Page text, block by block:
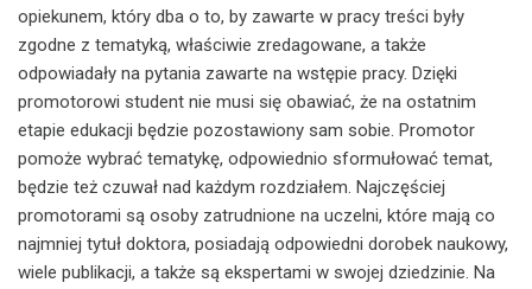
opiekunem, który dba o to, by zawarte w pracy treści były
zgodne z tematyką, właściwie zredagowane, a także
odpowiadały na pytania zawarte na wstępie pracy. Dzięki
promotorowi student nie musi się obawiać, że na ostatnim
etapie edukacji będzie pozostawiony sam sobie. Promotor
pomoże wybrać tematykę, odpowiednio sformułować temat,
będzie też czuwał nad każdym rozdziałem. Najczęściej
promotorami są osoby zatrudnione na uczelni, które mają co
najmniej tytuł doktora, posiadają odpowiedni dorobek naukowy,
wiele publikacji, a także są ekspertami w swojej dziedzinie. Na